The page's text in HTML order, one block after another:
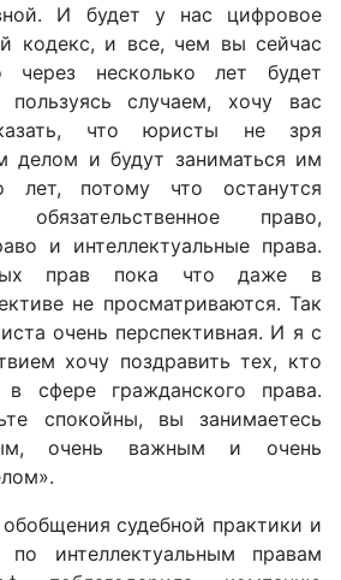
И будет у нас цифровое
кодекс, и все, чем вы сейчас
через несколько лет будет
случаем, хочу вас
что юристы не зря
делом и будут заниматься им
лет, потому что останутся
право,
и интеллектуальные права.
прав пока что даже в
не просматриваются. Так
очень перспективная. И я с
хочу поздравить тех, кто
в сфере гражданского права.
спокойны, вы занимаетесь
очень важным и очень
».
судебной практики и
по интеллектуальным правам